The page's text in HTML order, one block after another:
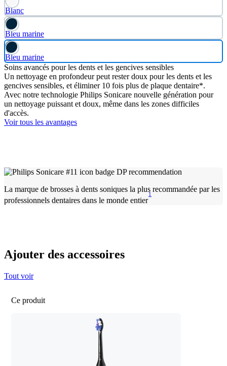
Blanc
Bleu marine
Bleu marine
Soins avancés pour les dents et les gencives sensibles
Un nettoyage en profondeur peut rester doux pour les dents et les
gencives sensibles, et éliminer 10 fois plus de plaque dentaire*.
Avec notre technologie Philips Sonicare nouvelle génération pour
un nettoyage puissant et doux, même dans les zones difficiles
d'accès.
Voir tous les avantages
La marque de brosses à dents soniques la plus recommandée par les
professionnels dentaires dans le monde entier
1
Ajouter des accessoires
Tout voir
Ce produit